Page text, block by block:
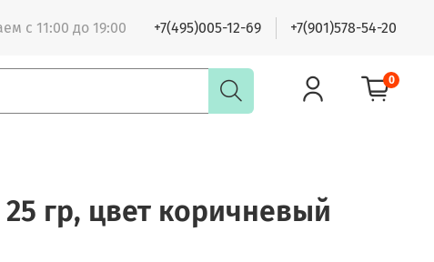
с 11:00 до 19:00 +7(495)005-12-69 +7(901)578-54-20
0
гр, цвет коричневый